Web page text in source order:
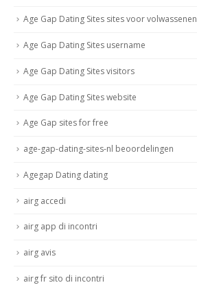
Age Gap Dating Sites sites voor volwassenen
Age Gap Dating Sites username
Age Gap Dating Sites visitors
Age Gap Dating Sites website
Age Gap sites for free
age-gap-dating-sites-nl beoordelingen
Agegap Dating dating
airg accedi
airg app di incontri
airg avis
airg fr sito di incontri